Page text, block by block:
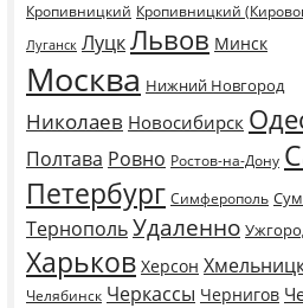
Кропивницкий Кропивницкий
Луганск ЛуцкЛьвов Минск
Москва Нижний Новгород
Николаев Новосибирск
Полтава Ровно Ростов-на-Дону
Петербург Симферополь
ТернопольУдаленно
Харьков Херсон
Челябинск Черкассы Чернигов